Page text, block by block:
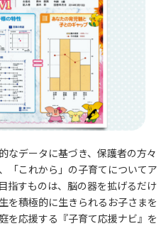
なデータに基づき、保護者の方々
「これから」の子育てについてア
指すものは、脳の器を拡げるだけ
を積極的に生きられるお子さまを
を応援する『子育て応援ナビ』を